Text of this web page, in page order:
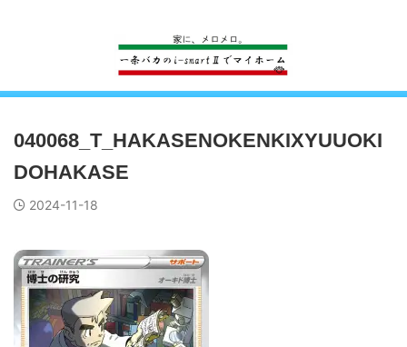
040068_T_HAKASENOKENKIXYUUOKI
DOHAKASE
2024-11-18